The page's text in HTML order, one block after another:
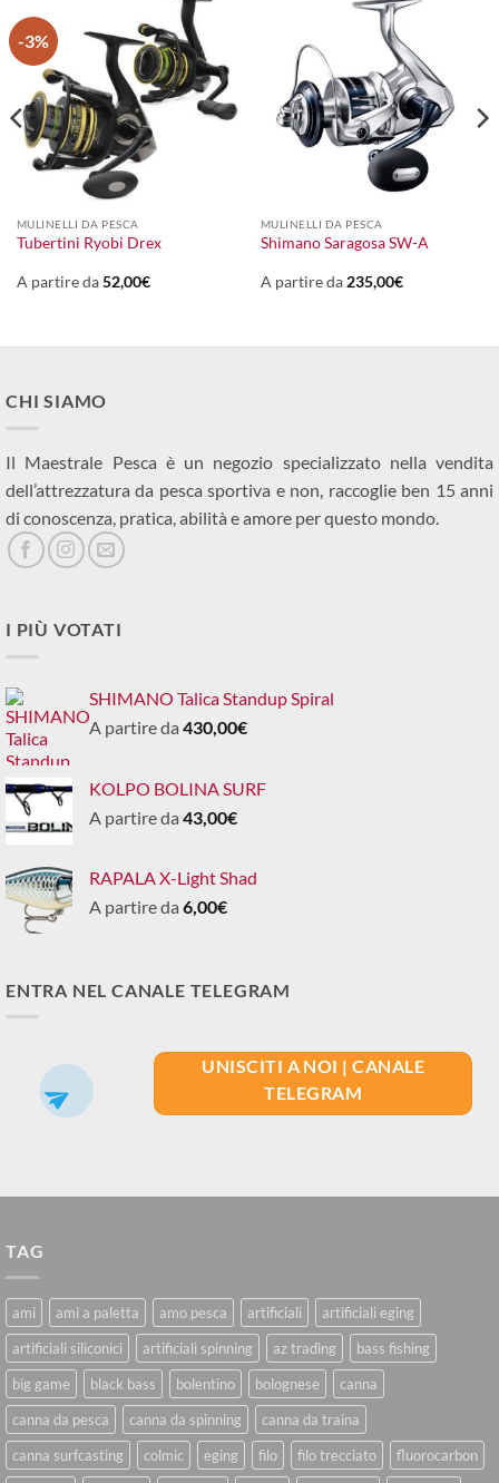
-3%
MULINELLI DA PESCA
Tubertini Ryobi Drex
A partire da52,00€
MULINELLI DA PESCA
Shimano Saragosa SW-A
A partire da 235,00€
CHI SIAMO
Il Maestrale Pesca è un negozio specializzato nella vendita
dell’attrezzatura da pesca sportiva e non, raccoglie ben 15 anni
di conoscenza, pratica, abilità e amore per questo mondo.
I PIÙ VOTATI
SHIMANO Talica Standup Spiral
A partire da 430,00€
KOLPO BOLINA SURF
A partire da 43,00€
RAPALA X-Light Shad
A partire da 6,00€
ENTRA NEL CANALE TELEGRAM
UNISCITI A NOI | CANALE
TELEGRAM
TAG
ami ami a paletta amo pesca artificiali
artificiali eging
artificiali siliconici
artificiali spinning az trading
bass fishing
big game
black bass bolentino bolognese
canna
canna da pesca
canna da spinning
canna da traina
canna surfcasting
colmic eging filo filo trecciato
fluorocarbon